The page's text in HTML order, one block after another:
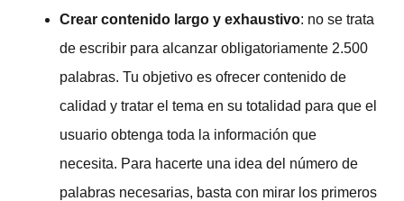
Crear contenido largo y exhaustivo: no se trata
de escribir para alcanzar obligatoriamente 2.500
palabras. Tu objetivo es ofrecer contenido de
calidad y tratar el tema en su totalidad para que el
usuario obtenga toda la información que
necesita. Para hacerte una idea del número de
palabras necesarias, basta con mirar los primeros